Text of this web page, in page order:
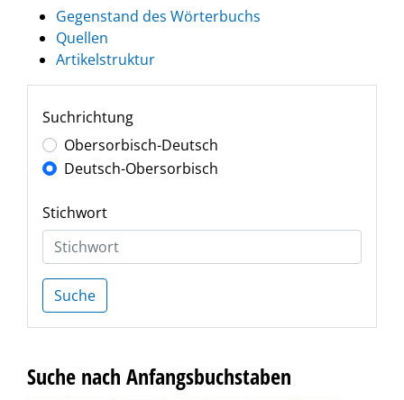
Gegenstand des Wörterbuchs
Quellen
Artikelstruktur
Suchrichtung
Obersorbisch-Deutsch
Deutsch-Obersorbisch
Stichwort
Suche
Suche nach Anfangsbuchstaben